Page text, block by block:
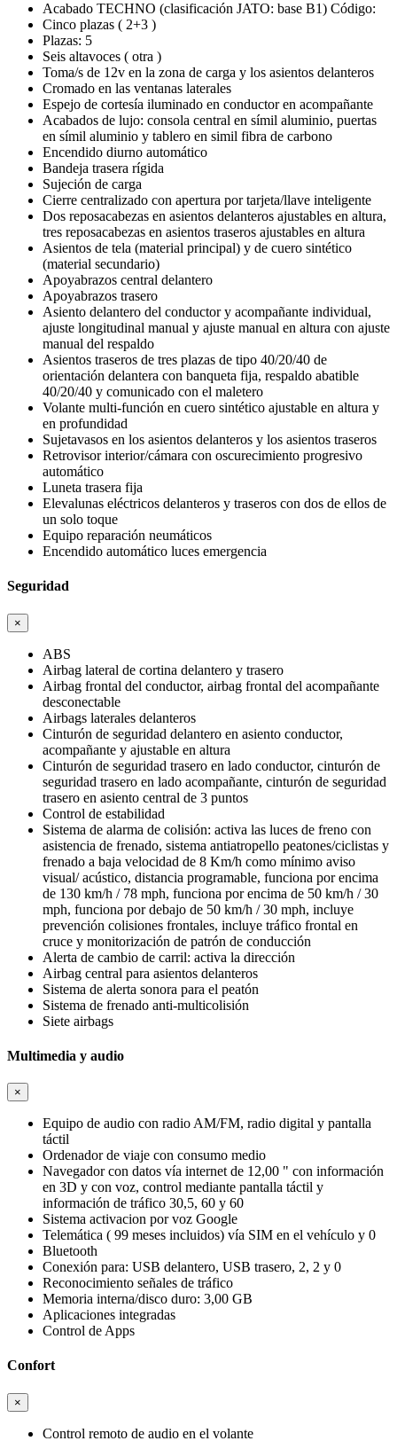
Acabado TECHNO (clasificación JATO: base B1) Código:
Cinco plazas ( 2+3 )
Plazas: 5
Seis altavoces ( otra )
Toma/s de 12v en la zona de carga y los asientos delanteros
Cromado en las ventanas laterales
Espejo de cortesía iluminado en conductor en acompañante
Acabados de lujo: consola central en símil aluminio, puertas
en símil aluminio y tablero en simil fibra de carbono
Encendido diurno automático
Bandeja trasera rígida
Sujeción de carga
Cierre centralizado con apertura por tarjeta/llave inteligente
Dos reposacabezas en asientos delanteros ajustables en altura,
tres reposacabezas en asientos traseros ajustables en altura
Asientos de tela (material principal) y de cuero sintético
(material secundario)
Apoyabrazos central delantero
Apoyabrazos trasero
Asiento delantero del conductor y acompañante individual,
ajuste longitudinal manual y ajuste manual en altura con ajuste
manual del respaldo
Asientos traseros de tres plazas de tipo 40/20/40 de
orientación delantera con banqueta fija, respaldo abatible
40/20/40 y comunicado con el maletero
Volante multi-función en cuero sintético ajustable en altura y
en profundidad
Sujetavasos en los asientos delanteros y los asientos traseros
Retrovisor interior/cámara con oscurecimiento progresivo
automático
Luneta trasera fija
Elevalunas eléctricos delanteros y traseros con dos de ellos de
un solo toque
Equipo reparación neumáticos
Encendido automático luces emergencia
Seguridad
×
ABS
Airbag lateral de cortina delantero y trasero
Airbag frontal del conductor, airbag frontal del acompañante
desconectable
Airbags laterales delanteros
Cinturón de seguridad delantero en asiento conductor,
acompañante y ajustable en altura
Cinturón de seguridad trasero en lado conductor, cinturón de
seguridad trasero en lado acompañante, cinturón de seguridad
trasero en asiento central de 3 puntos
Control de estabilidad
Sistema de alarma de colisión: activa las luces de freno con
asistencia de frenado, sistema antiatropello peatones/ciclistas y
frenado a baja velocidad de 8 Km/h como mínimo aviso
visual/ acústico, distancia programable, funciona por encima
de 130 km/h / 78 mph, funciona por encima de 50 km/h / 30
mph, funciona por debajo de 50 km/h / 30 mph, incluye
prevención colisiones frontales, incluye tráfico frontal en
cruce y monitorización de patrón de conducción
Alerta de cambio de carril: activa la dirección
Airbag central para asientos delanteros
Sistema de alerta sonora para el peatón
Sistema de frenado anti-multicolisión
Siete airbags
Multimedia y audio
×
Equipo de audio con radio AM/FM, radio digital y pantalla
táctil
Ordenador de viaje con consumo medio
Navegador con datos vía internet de 12,00 " con información
en 3D y con voz, control mediante pantalla táctil y
información de tráfico 30,5, 60 y 60
Sistema activacion por voz Google
Telemática ( 99 meses incluidos) vía SIM en el vehículo y 0
Bluetooth
Conexión para: USB delantero, USB trasero, 2, 2 y 0
Reconocimiento señales de tráfico
Memoria interna/disco duro: 3,00 GB
Aplicaciones integradas
Control de Apps
Confort
×
Control remoto de audio en el volante